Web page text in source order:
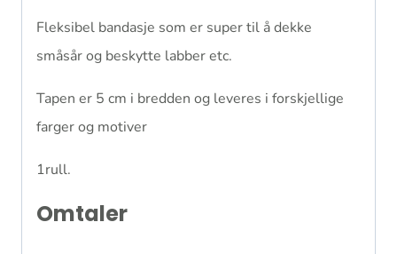
Fleksibel bandasje som er super til å dekke
småsår og beskytte labber etc.
Tapen er 5 cm i bredden og leveres i forskjellige
farger og motiver
1rull.
Omtaler